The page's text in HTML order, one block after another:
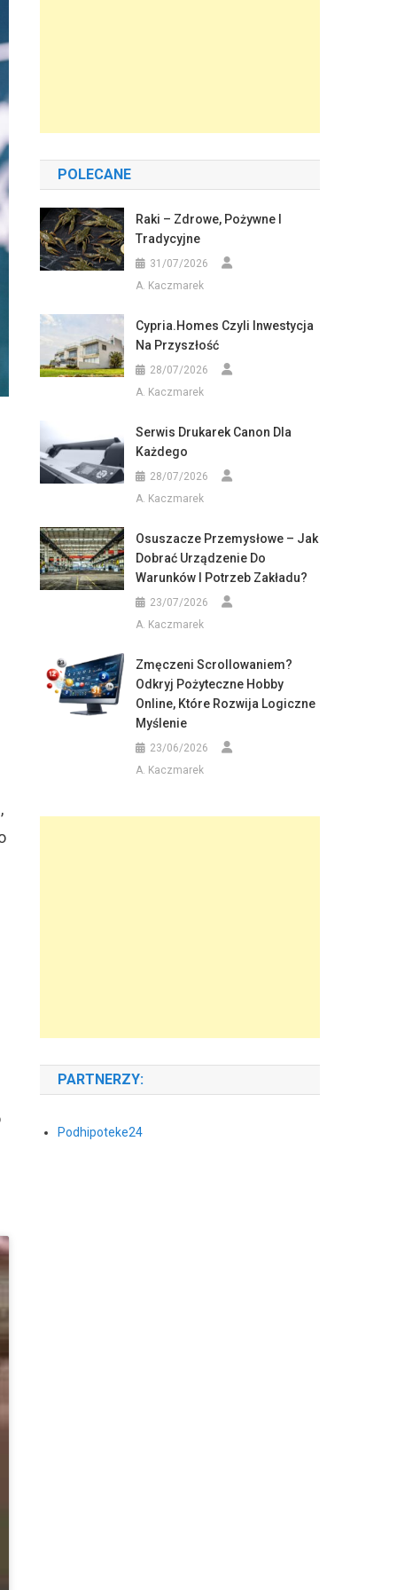
POLECANE
Raki – Zdrowe, Pożywne I
Tradycyjne
31/07/2026
A. Kaczmarek
Cypria.homes Czyli Inwestycja
Na Przyszłość
28/07/2026
A. Kaczmarek
Serwis Drukarek Canon Dla
Każdego
28/07/2026
A. Kaczmarek
Osuszacze Przemysłowe – Jak
Dobrać Urządzenie Do
Warunków I Potrzeb Zakładu?
23/07/2026
A. Kaczmarek
Zmęczeni Scrollowaniem?
Odkryj Pożyteczne Hobby
Online, Które Rozwija Logiczne
Myślenie
23/06/2026
A. Kaczmarek
PARTNERZY:
Podhipoteke24